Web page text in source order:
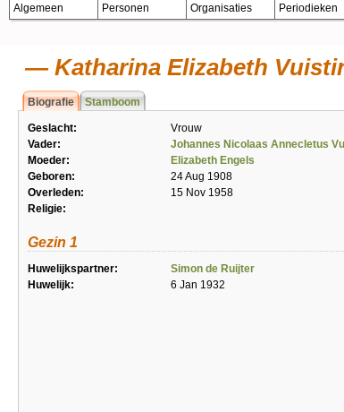
Algemeen Personen Organisaties Periodieken
Katharina Elizabeth
Biografie Stamboom
Geslacht:
Vrouw
Vader:
Johannes Nicolaas Annecletus
Moeder:
Elizabeth Engels
Geboren:
24 Aug 1908
Overleden:
15 Nov 1958
Religie:
Gezin 1
Huwelijkspartner: Simon de Ruijter
Huwelijk:
6 Jan 1932